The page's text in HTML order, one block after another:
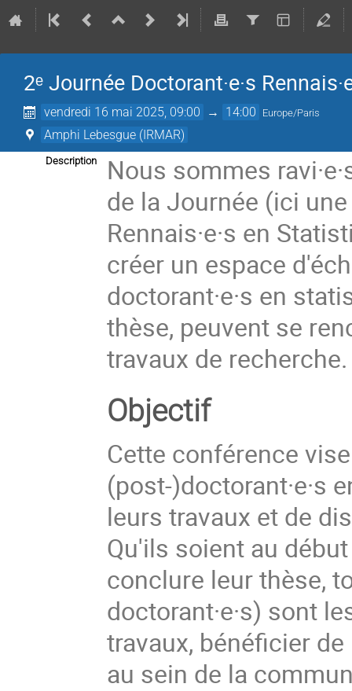
2ᵉ Journée Doctorant·e·s
vendredi 16 mai 2025, 09:00 → 14:00 Europe/Paris
Amphi Lebesgue (IRMAR)
Description
Nous sommes
de la Journée (ici
Rennais·e·s en
créer un espace
doctorant·e·s en
thèse, peuvent se
travaux de recherche.
Objectif
Cette conférence
(post-)doctorant·e·s
leurs travaux et de
Qu'ils soient au
conclure leur thèse,
doctorant·e·s) sont
travaux, bénéficier
au sein de la